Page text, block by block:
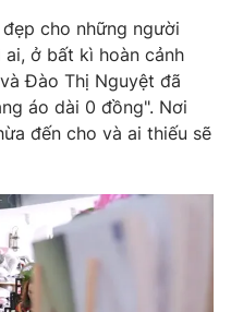
cho những người
ở bất kì hoàn cảnh
Đào Thị Nguyệt đã
áo dài 0 đồng". Nơi
đến cho và ai thiếu sẽ